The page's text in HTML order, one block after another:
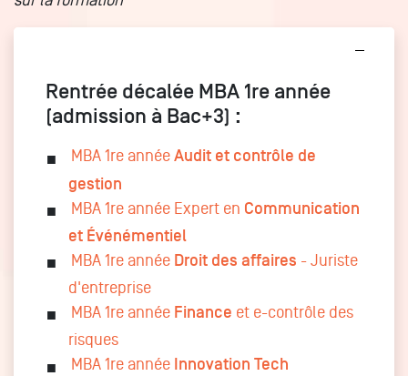
Rentrée décalée MBA 1re année
(admission à Bac+3) :
MBA 1re année Audit et contrôle de
gestion
MBA 1re année Expert en Communication
et Événémentiel
MBA 1re année Droit des affaires - Juriste
d'entreprise
MBA 1re année Finance et e-contrôle des
risques
MBA 1re année Innovation Tech